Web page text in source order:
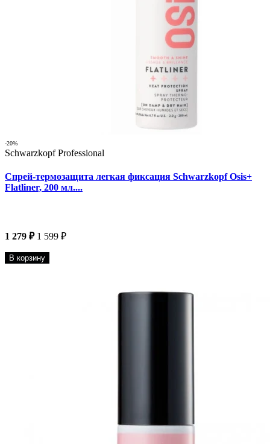
-20%
Schwarzkopf Professional
Спрей-термозащита легкая фиксация Schwarzkopf Osis+
Flatliner, 200 мл....
1 279 ₽ 1 599 ₽
В корзину